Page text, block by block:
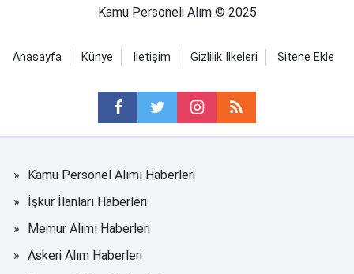
Kamu Personeli Alım © 2025
Anasayfa Künye İletişim Gizlilik İlkeleri Sitene Ekle
Kamu Personel Alımı Haberleri
İşkur İlanları Haberleri
Memur Alımı Haberleri
Askeri Alım Haberleri